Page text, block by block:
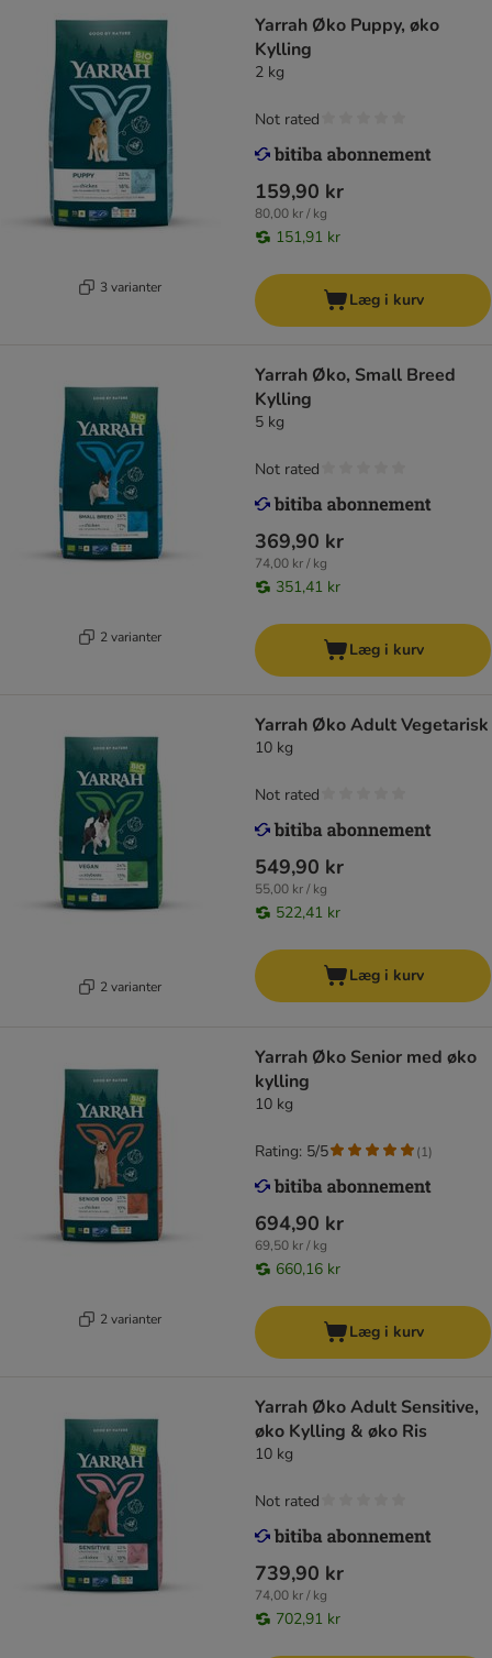
3 varianter
Yarrah Øko Puppy, øko
Kylling
2 kg
159,90 kr
80,00 kr / kg
151,91 kr
Not rated
Læg i kurv
2 varianter
Yarrah Øko, Small Breed
Kylling
5 kg
369,90 kr
74,00 kr / kg
351,41 kr
Not rated
Læg i kurv
2 varianter
Yarrah Øko Adult Vegetarisk
10 kg
549,90 kr
55,00 kr / kg
522,41 kr
Not rated
Læg i kurv
2 varianter
Yarrah Øko Senior med øko
kylling
10 kg
694,90 kr
69,50 kr / kg
660,16 kr
Rating: 5/5 (1)
Læg i kurv
Yarrah Øko Adult Sensitive,
øko Kylling & øko Ris
10 kg
739,90 kr
74,00 kr / kg
702,91 kr
Not rated